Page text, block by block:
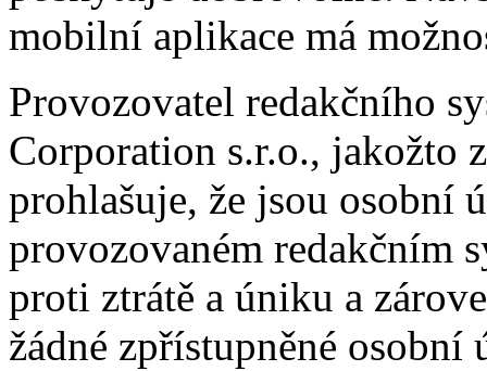
mobilní aplikace má
Provozovatel redakčního
Corporation s.r.o., jakožto
prohlašuje, že jsou osobní
provozovaném redakčním
proti ztrátě a úniku a
žádné zpřístupněné osobní